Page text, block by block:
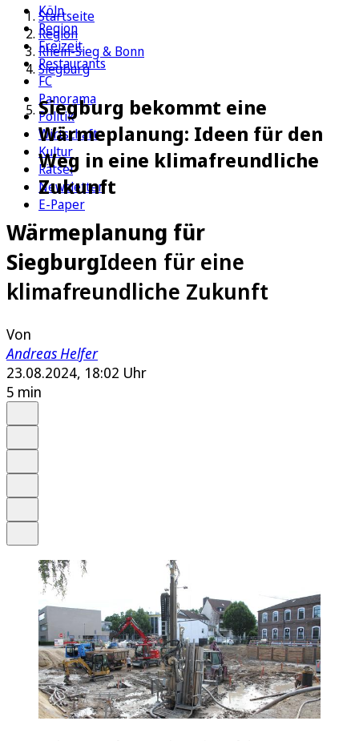
Köln
Region
Freizeit
Restaurants
FC
Panorama
Politik
Wirtschaft
Kultur
Rätsel
Newsletter
E-Paper
Startseite
Region
Rhein-Sieg & Bonn
Siegburg
Siegburg bekommt eine
Wärmeplanung: Ideen für den
Weg in eine klimafreundliche
Zukunft
Wärmeplanung für
SiegburgIdeen für eine
klimafreundliche Zukunft
Von
Andreas Helfer
23.08.2024, 18:02 Uhr
5 min